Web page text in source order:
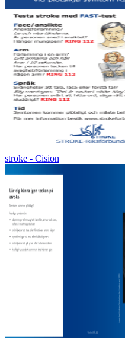
stroke - Cision